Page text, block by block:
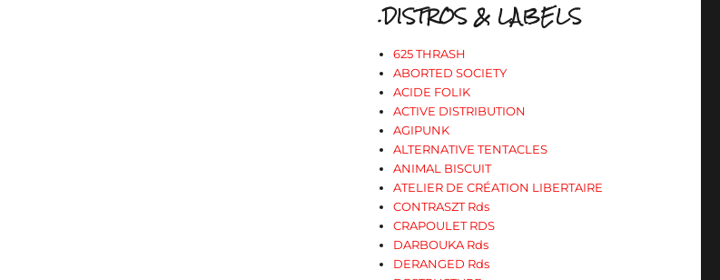
.DISTROS & LABELS
625 THRASH
ABORTED SOCIETY
ACIDE FOLIK
ACTIVE DISTRIBUTION
AGIPUNK
ALTERNATIVE TENTACLES
ANIMAL BISCUIT
ATELIER DE CRÉATION LIBERTAIRE
CONTRASZT Rds
CRAPOULET RDS
DARBOUKA Rds
DERANGED Rds